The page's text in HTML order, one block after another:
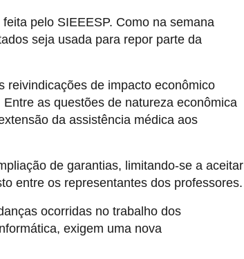
pelo SIEEESP. Como na semana
seja usada para repor parte da
reivindicações de impacto econômico
as questões de natureza econômica
da assistência médica aos
de garantias, limitando-se a aceitar
entre os representantes dos professores.
ocorridas no trabalho dos
exigem uma nova